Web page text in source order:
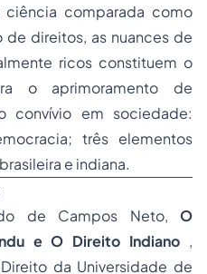
ciência comparada como
direitos, as nuances de
ricos constituem o
o aprimoramento de
convívio em sociedade:
três elementos
e indiana.
de Campos Neto, O
e O Direito Indiano ,
da Universidade de